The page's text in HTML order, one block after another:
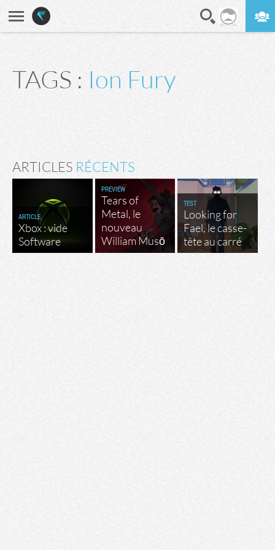
TAGS : Ion Fury
ARTICLES RÉCENTS
ARTICLE
Xbox : vide
Software
PREVIEW
Tears of
Metal, le
nouveau
William Musō
TEST
Looking for
Fael, le casse-
tête au carré